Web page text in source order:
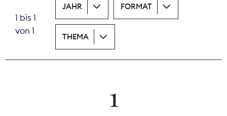
Recht
Tarifpolitik
Theodor-Wolff-Preis
1 bis 1
von 1
JAHR FORMAT
THEMA
1